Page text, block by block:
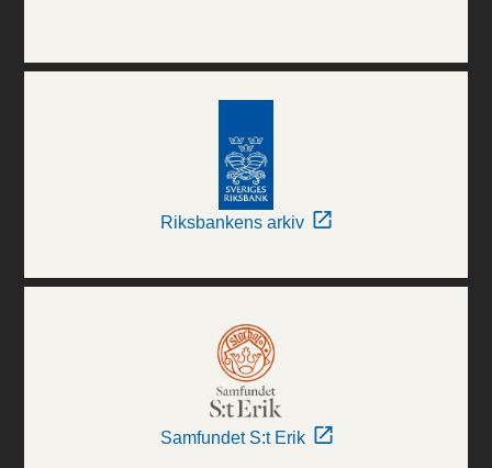
Riksbankens arkiv
Samfundet S:t Erik